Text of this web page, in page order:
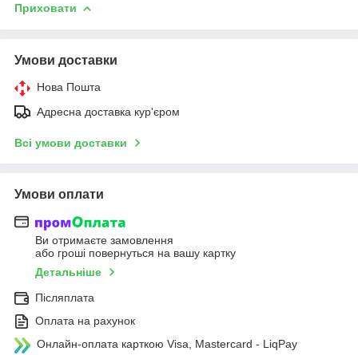
Приховати
Умови доставки
Нова Пошта
Адресна доставка кур'єром
Всі умови доставки
Умови оплати
Ви отримаєте замовлення
або гроші повернуться на вашу картку
Детальніше
Післяплата
Оплата на рахунок
Онлайн-оплата карткою Visa, Mastercard - LiqPay